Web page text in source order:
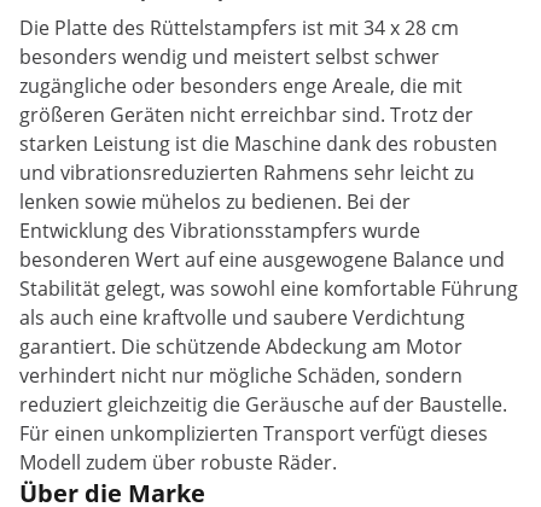
Die Platte des Rüttelstampfers ist mit 34 x 28 cm
besonders wendig und meistert selbst schwer
zugängliche oder besonders enge Areale, die mit
größeren Geräten nicht erreichbar sind. Trotz der
starken Leistung ist die Maschine dank des robusten
und vibrationsreduzierten Rahmens sehr leicht zu
lenken sowie mühelos zu bedienen. Bei der
Entwicklung des Vibrationsstampfers wurde
besonderen Wert auf eine ausgewogene Balance und
Stabilität gelegt, was sowohl eine komfortable Führung
als auch eine kraftvolle und saubere Verdichtung
garantiert. Die schützende Abdeckung am Motor
verhindert nicht nur mögliche Schäden, sondern
reduziert gleichzeitig die Geräusche auf der Baustelle.
Für einen unkomplizierten Transport verfügt dieses
Modell zudem über robuste Räder.
Über die Marke